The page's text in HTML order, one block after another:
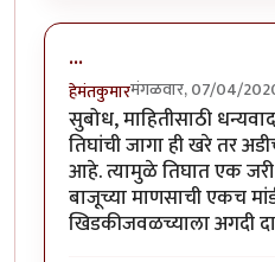
...
हेमंतकुमारमंगळवार, 07/04/
सुबोध, माहितीसाठी
तिघांची जागा ही खरे तर
आहे. त्यामुळे तिघात एक
बाजूच्या माणसाची एकच
खिडकीजवळच्याला अगदी